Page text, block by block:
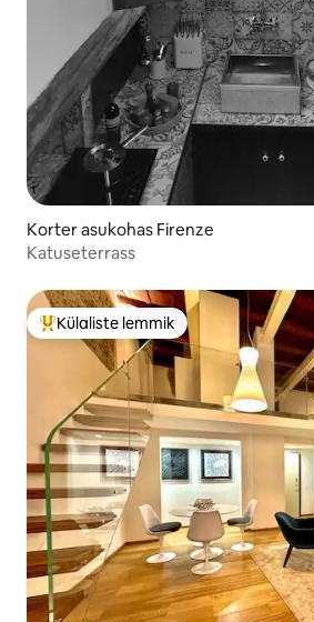
Korter asukohas Firenze
Katuseterrass
Külaliste suur lemmik
Külaliste lemmik